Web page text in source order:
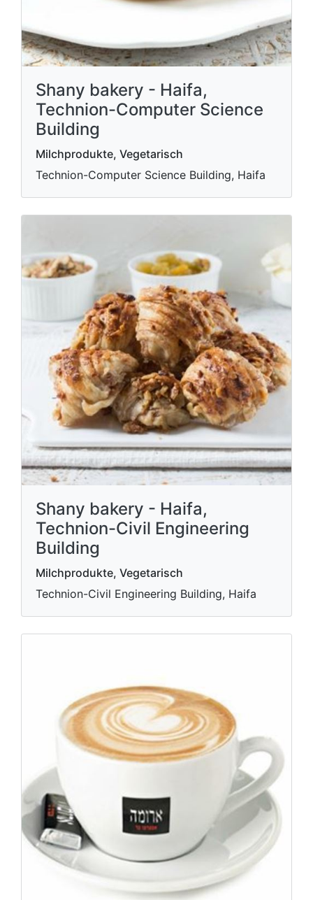
Shany bakery - Haifa,
Technion-Computer Science
Building
Milchprodukte, Vegetarisch
Technion-Computer Science Building, Haifa
Shany bakery - Haifa,
Technion-Civil Engineering
Building
Milchprodukte, Vegetarisch
Technion-Civil Engineering Building, Haifa